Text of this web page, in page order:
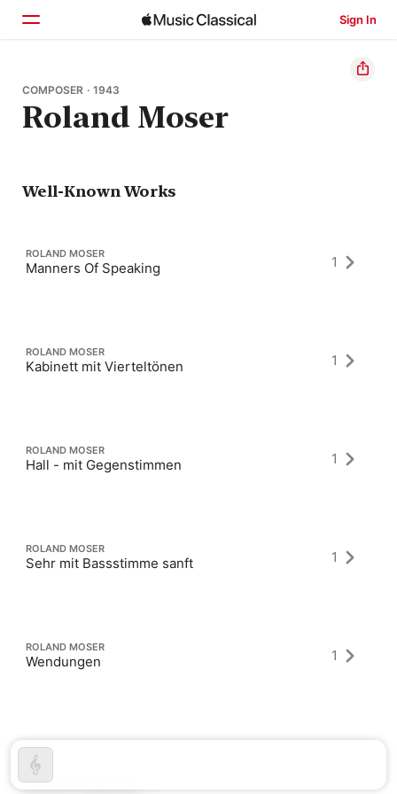
Sign In
Home
Browse
COMPOSER · 1943
Roland Moser
Well-Known Works
ROLAND MOSER
Manners Of Speaking 1
ROLAND MOSER
Kabinett mit Vierteltönen 1
ROLAND MOSER
Hall - mit Gegenstimmen 1
ROLAND MOSER
Sehr mit Bassstimme sanft 1
ROLAND MOSER
Wendungen 1
Latest Albums